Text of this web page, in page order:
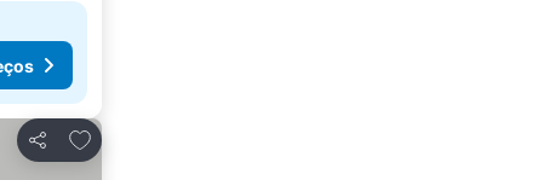
Partilhar
Adicionar aos favoritos